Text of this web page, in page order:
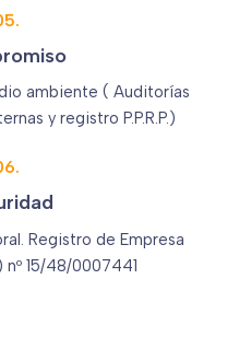
ambiente ( Auditorías
y registro P.P.R.P.)
Registro de Empresa
15/48/0007441